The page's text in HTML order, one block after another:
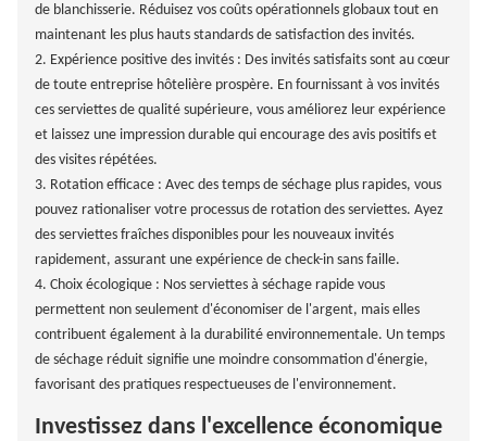
de blanchisserie. Réduisez vos coûts opérationnels globaux tout en
maintenant les plus hauts standards de satisfaction des invités.
2. Expérience positive des invités : Des invités satisfaits sont au cœur
de toute entreprise hôtelière prospère. En fournissant à vos invités
ces serviettes de qualité supérieure, vous améliorez leur expérience
et laissez une impression durable qui encourage des avis positifs et
des visites répétées.
3. Rotation efficace : Avec des temps de séchage plus rapides, vous
pouvez rationaliser votre processus de rotation des serviettes. Ayez
des serviettes fraîches disponibles pour les nouveaux invités
rapidement, assurant une expérience de check-in sans faille.
4. Choix écologique : Nos serviettes à séchage rapide vous
permettent non seulement d'économiser de l'argent, mais elles
contribuent également à la durabilité environnementale. Un temps
de séchage réduit signifie une moindre consommation d'énergie,
favorisant des pratiques respectueuses de l'environnement.
Investissez dans l'excellence économique